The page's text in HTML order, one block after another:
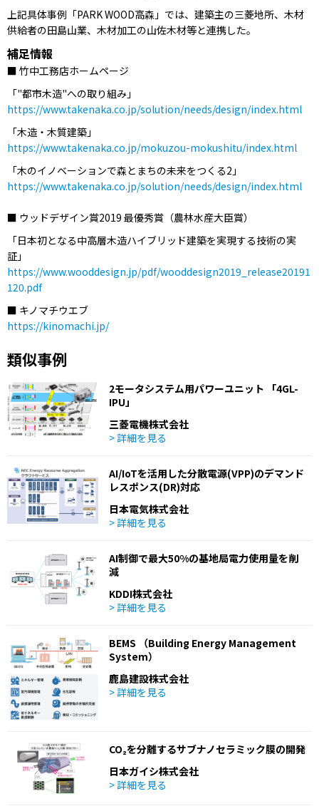
上記具体事例「PARK WOOD高森」では、建築主の三菱地所、木材
供給者の田島山業、木材加工の山佐木材等と連携した。
補足情報
■ 竹中工務店ホームページ
「"都市木造"への取り組み」
https://www.takenaka.co.jp/solution/needs/design/index.html
「木造・木質建築」
https://www.takenaka.co.jp/mokuzou-mokushitu/index.html
「⽊のイノベーションで森とまちの未来をつくる2」
https://www.takenaka.co.jp/solution/needs/design/index.html
■ ウッドデザイン賞2019 最優秀賞（農林水産大臣賞）
「日本初となる中高層木造ハイブリッド建築を実現する技術の実
証」
https://www.wooddesign.jp/pdf/wooddesign2019_release20191
120.pdf
■ キノマチウエブ
https://kinomachi.jp/
類似事例
2モータシステム用パワーユニット 「4GL-
IPU」
三菱電機株式会社
> 詳細を見る
AI/IoTを活用した分散電源(VPP)のデマンド
レスポンス(DR)対応
日本電気株式会社
> 詳細を見る
AI制御で最大50%の基地局電力使用量を削
減
KDDI株式会社
> 詳細を見る
BEMS （Building Energy Management
System）
鹿島建設株式会社
> 詳細を見る
CO₂を分離するサブナノセラミック膜の開発
日本ガイシ株式会社
> 詳細を見る